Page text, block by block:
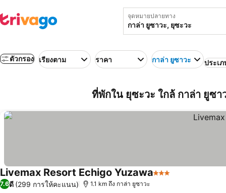
จุดหมายปลายทาง
ตัวกรอง เรียงตาม ราคา กาล่า ยูซาวะ ประเ
ที่พักใน ยุซะวะ ใกล้ กาล่า ยูซ
Livemax Resort Echigo Yuzawa3 ดาว
7.6ดี (299 การให้คะแนน) 1.1 km ถึง กาล่า ยูซาวะ